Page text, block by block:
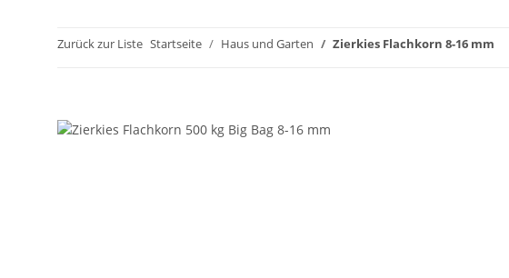
Zurück zur Liste Startseite Haus und Garten Zierkies Flachkorn 8-16 mm